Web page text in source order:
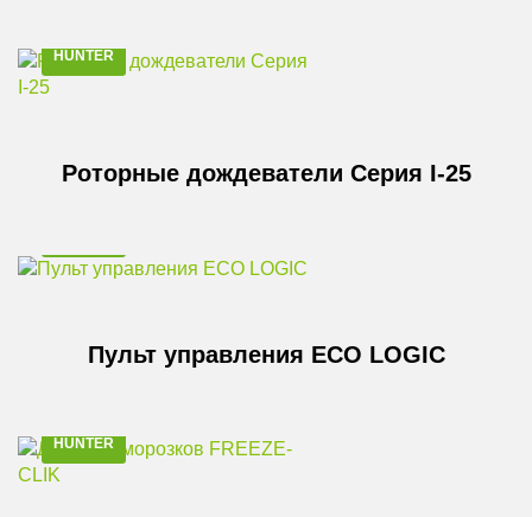
HUNTER
Роторные дождеватели Серия I-25
Пульт управления ECO LOGIC
HUNTER